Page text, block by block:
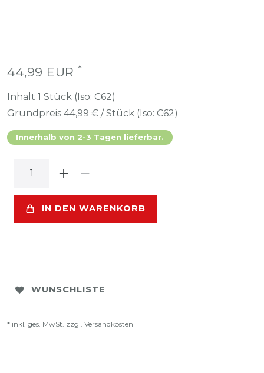
44,99 EUR *
Inhalt 1 Stück (Iso: C62)
Grundpreis 44,99 € / Stück (Iso: C62)
Innerhalb von 2-3 Tagen lieferbar.
IN DEN WARENKORB
WUNSCHLISTE
* inkl. ges. MwSt. zzgl. Versandkosten